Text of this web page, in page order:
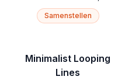
Samenstellen
Minimalist Looping
Lines